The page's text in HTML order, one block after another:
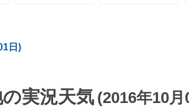
日)
実況天気 (2016年10月